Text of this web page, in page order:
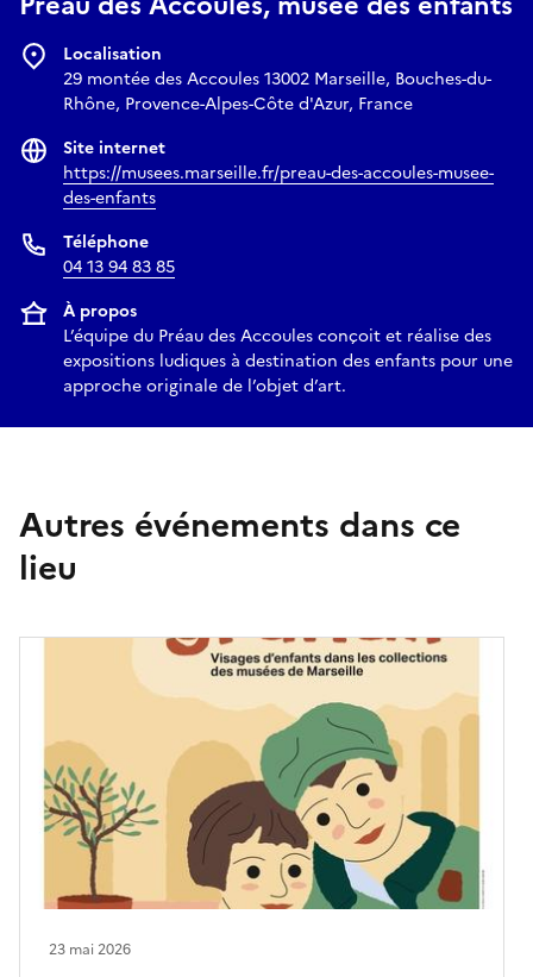
Localisation
29 montée des Accoules 13002 Marseille, Bouches-du-
Rhône, Provence-Alpes-Côte d'Azur, France
Site internet
https://musees.marseille.fr/preau-des-accoules-musee-
des-enfants
Téléphone
04 13 94 83 85
À propos
L’équipe du Préau des Accoules conçoit et réalise des
expositions ludiques à destination des enfants pour une
approche originale de l’objet d’art.
Autres événements dans ce
lieu
23 mai 2026